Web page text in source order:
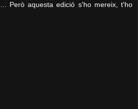
Però aquesta edició s'ho mereix, t'ho